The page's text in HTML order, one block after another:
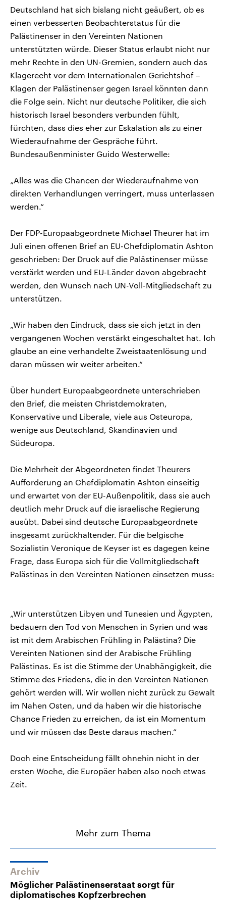
Deutschland hat sich bislang nicht geäußert, ob es
einen verbesserten Beobachterstatus für die
Palästinenser in den Vereinten Nationen
unterstützten würde. Dieser Status erlaubt nicht nur
mehr Rechte in den UN-Gremien, sondern auch das
Klagerecht vor dem Internationalen Gerichtshof –
Klagen der Palästinenser gegen Israel könnten dann
die Folge sein. Nicht nur deutsche Politiker, die sich
historisch Israel besonders verbunden fühlt,
fürchten, dass dies eher zur Eskalation als zu einer
Wiederaufnahme der Gespräche führt.
Bundesaußenminister Guido Westerwelle:
„Alles was die Chancen der Wiederaufnahme von
direkten Verhandlungen verringert, muss unterlassen
werden.“
Der FDP-Europaabgeordnete Michael Theurer hat im
Juli einen offenen Brief an EU-Chefdiplomatin Ashton
geschrieben: Der Druck auf die Palästinenser müsse
verstärkt werden und EU-Länder davon abgebracht
werden, den Wunsch nach UN-Voll-Mitgliedschaft zu
unterstützen.
„Wir haben den Eindruck, dass sie sich jetzt in den
vergangenen Wochen verstärkt eingeschaltet hat. Ich
glaube an eine verhandelte Zweistaatenlösung und
daran müssen wir weiter arbeiten.“
Über hundert Europaabgeordnete unterschrieben
den Brief, die meisten Christdemokraten,
Konservative und Liberale, viele aus Osteuropa,
wenige aus Deutschland, Skandinavien und
Südeuropa.
Die Mehrheit der Abgeordneten findet Theurers
Aufforderung an Chefdiplomatin Ashton einseitig
und erwartet von der EU-Außenpolitik, dass sie auch
deutlich mehr Druck auf die israelische Regierung
ausübt. Dabei sind deutsche Europaabgeordnete
insgesamt zurückhaltender. Für die belgische
Sozialistin Veronique de Keyser ist es dagegen keine
Frage, dass Europa sich für die Vollmitgliedschaft
Palästinas in den Vereinten Nationen einsetzen muss:
„Wir unterstützen Libyen und Tunesien und Ägypten,
bedauern den Tod von Menschen in Syrien und was
ist mit dem Arabischen Frühling in Palästina? Die
Vereinten Nationen sind der Arabische Frühling
Palästinas. Es ist die Stimme der Unabhängigkeit, die
Stimme des Friedens, die in den Vereinten Nationen
gehört werden will. Wir wollen nicht zurück zu Gewalt
im Nahen Osten, und da haben wir die historische
Chance Frieden zu erreichen, da ist ein Momentum
und wir müssen das Beste daraus machen.“
Doch eine Entscheidung fällt ohnehin nicht in der
ersten Woche, die Europäer haben also noch etwas
Zeit.
Mehr zum Thema
Archiv
Möglicher Palästinenserstaat sorgt für
diplomatisches Kopfzerbrechen